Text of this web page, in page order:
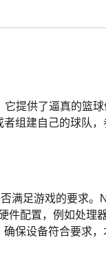
提供了逼真的篮
组建自己的球队
满足游戏的要求。
件配置，例如处理
保设备符合要求，